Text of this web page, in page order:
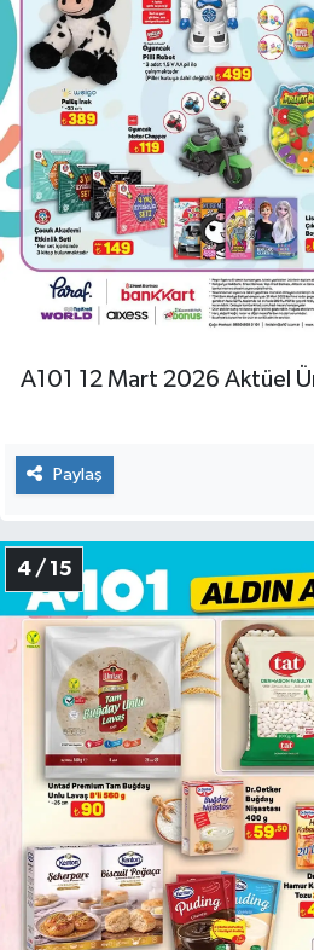
A101 12 Mart 2026 Aktüel
Paylaş
4 / 15